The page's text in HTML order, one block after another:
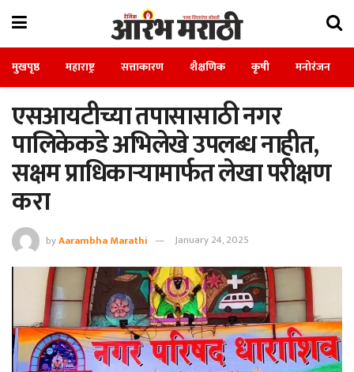
मुखपृष्ठ महाराष्ट्र सत्ताकारण शैक्षणिक कृषी मनोरंजन
एसआयटीच्या तपासासाठी नगर
पालिकेकडे अभिलेखे उपलब्ध नाहीत,
सक्षम प्राधिकाऱ्यामार्फत लेखा परीक्षण
करा
byAarambha Marathi January 24, 2025